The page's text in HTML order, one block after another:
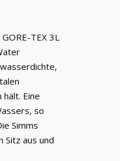
TEX 3L
Eine
so
Simms
Sitz aus und